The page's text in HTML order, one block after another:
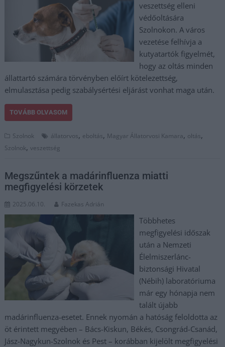
veszettség elleni
védőoltására
Szolnokon. A város
vezetése felhívja a
kutyatartók figyelmét,
hogy az oltás minden
állattartó számára törvényben előírt kötelezettség,
elmulasztása pedig szabálysértési eljárást vonhat maga után.
TOVÁBB OLVASOM
Szolnok állatorvos, eboltás, Magyar Állatorvosi Kamara, oltás,
Szolnok,veszettség
Megszűntek a madárinfluenza miatti
megfigyelési körzetek
2025.06.10. Fazekas Adrián
Többhetes
megfigyelési időszak
után a Nemzeti
Élelmiszerlánc-
biztonsági Hivatal
(Nébih) laboratóriuma
már egy hónapja nem
talált újabb
madárinfluenza-esetet. Ennek nyomán a hatóság feloldotta az
öt érintett megyében – Bács-Kiskun, Békés, Csongrád-Csanád,
Jász-Nagykun-Szolnok és Pest – korábban kijelölt megfigyelési